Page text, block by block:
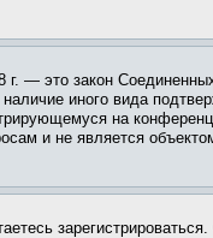
— это закон
иного вида
на
и не является